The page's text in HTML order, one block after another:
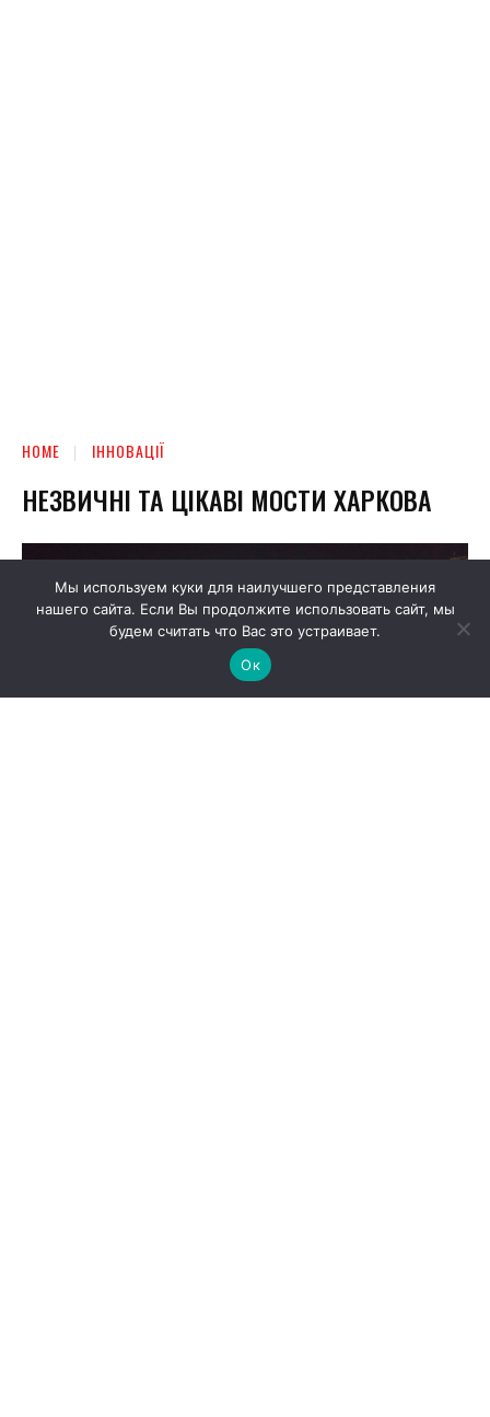
Мы используем куки для наилучшего представления
нашего сайта. Если Вы продолжите использовать сайт, мы
будем считать что Вас это устраивает.
Ок